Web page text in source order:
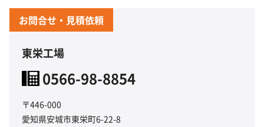
お問合せ・見積依頼
東栄工場
0566-98-8854
〒446-000
愛知県安城市東栄町6-22-8